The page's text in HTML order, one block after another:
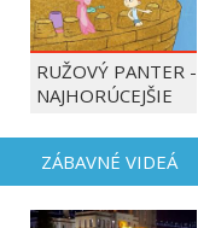
RUŽOVÝ PANTER -
NAJHORÚCEJŠIE
ZÁBAVNÉ VIDEÁ